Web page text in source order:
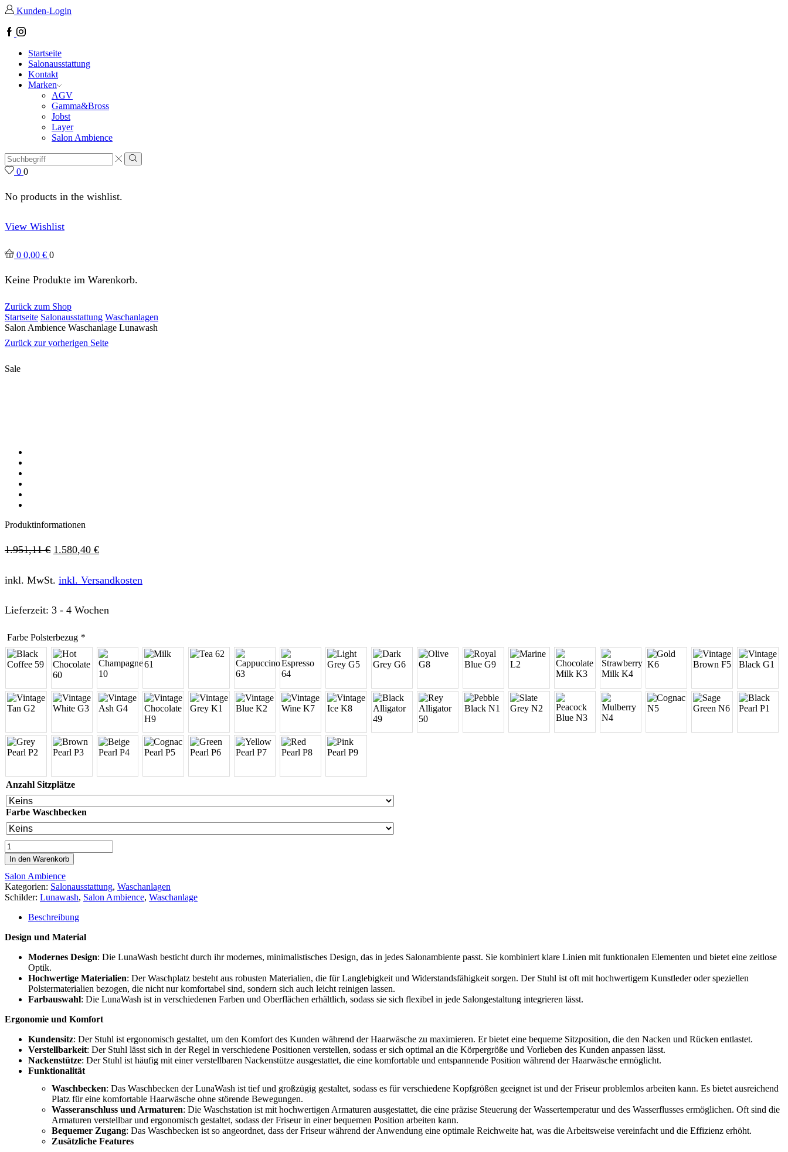
Kunden-Login
Startseite
Salonausstattung
Kontakt
Marken
AGV
Gamma&Bross
Jobst
Layer
Salon Ambience
0 0
No products in the wishlist.
View Wishlist
0 0,00 € 0
Keine Produkte im Warenkorb.
Zurück zum Shop
Startseite Salonausstattung Waschanlagen
Salon Ambience Waschanlage Lunawash
Zurück zur vorherigen Seite
Sale
Produktinformationen
1.951,11€ 1.580,40 €
inkl. MwSt. inkl. Versandkosten
Lieferzeit: 3 - 4 Wochen
Farbe Polsterbezug *
Anzahl Sitzplätze
Farbe Waschbecken
In den Warenkorb
Salon Ambience
Kategorien: Salonausstattung, Waschanlagen
Schilder: Lunawash, Salon Ambience, Waschanlage
Beschreibung
Design und Material
Modernes Design: Die LunaWash besticht durch ihr modernes, minimalistisches Design, das in jedes Salonambiente passt. Sie kombiniert klare Linien mit funktionalen Elementen und bietet eine zeitlose
Optik.
Hochwertige Materialien: Der Waschplatz besteht aus robusten Materialien, die für Langlebigkeit und Widerstandsfähigkeit sorgen. Der Stuhl ist oft mit hochwertigem Kunstleder oder speziellen
Polstermaterialien bezogen, die nicht nur komfortabel sind, sondern sich auch leicht reinigen lassen.
Farbauswahl: Die LunaWash ist in verschiedenen Farben und Oberflächen erhältlich, sodass sie sich flexibel in jede Salongestaltung integrieren lässt.
Ergonomie und Komfort
Kundensitz: Der Stuhl ist ergonomisch gestaltet, um den Komfort des Kunden während der Haarwäsche zu maximieren. Er bietet eine bequeme Sitzposition, die den Nacken und Rücken entlastet.
Verstellbarkeit: Der Stuhl lässt sich in der Regel in verschiedene Positionen verstellen, sodass er sich optimal an die Körpergröße und Vorlieben des Kunden anpassen lässt.
Nackenstütze: Der Stuhl ist häufig mit einer verstellbaren Nackenstütze ausgestattet, die eine komfortable und entspannende Position während der Haarwäsche ermöglicht.
Funktionalität
Waschbecken: Das Waschbecken der LunaWash ist tief und großzügig gestaltet, sodass es für verschiedene Kopfgrößen geeignet ist und der Friseur problemlos arbeiten kann. Es bietet ausreichend
Platz für eine komfortable Haarwäsche ohne störende Bewegungen.
Wasseranschluss und Armaturen: Die Waschstation ist mit hochwertigen Armaturen ausgestattet, die eine präzise Steuerung der Wassertemperatur und des Wasserflusses ermöglichen. Oft sind die
Armaturen verstellbar und ergonomisch gestaltet, sodass der Friseur in einer bequemen Position arbeiten kann.
Bequemer Zugang: Das Waschbecken ist so angeordnet, dass der Friseur während der Anwendung eine optimale Reichweite hat, was die Arbeitsweise vereinfacht und die Effizienz erhöht.
Zusätzliche Features